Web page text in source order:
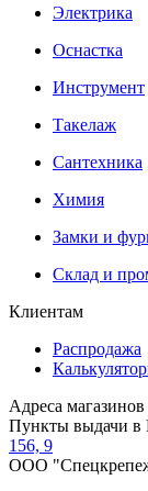
Электрика
Оснастка
Инструмент
Такелаж
Сантехника
Химия
Замки и
Склад и
Клиентам
Распродажа
Адреса
Пункты выдачи в
156, 9
ООО